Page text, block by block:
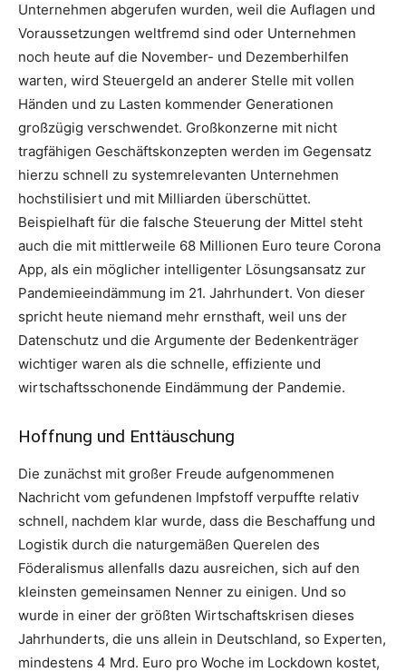
Unternehmen abgerufen wurden, weil die Auflagen und
Voraussetzungen weltfremd sind oder Unternehmen
noch heute auf die November- und Dezemberhilfen
warten, wird Steuergeld an anderer Stelle mit vollen
Händen und zu Lasten kommender Generationen
großzügig verschwendet. Großkonzerne mit nicht
tragfähigen Geschäftskonzepten werden im Gegensatz
hierzu schnell zu systemrelevanten Unternehmen
hochstilisiert und mit Milliarden überschüttet.
Beispielhaft für die falsche Steuerung der Mittel steht
auch die mit mittlerweile 68 Millionen Euro teure Corona
App, als ein möglicher intelligenter Lösungsansatz zur
Pandemieeindämmung im 21. Jahrhundert. Von dieser
spricht heute niemand mehr ernsthaft, weil uns der
Datenschutz und die Argumente der Bedenkenträger
wichtiger waren als die schnelle, effiziente und
wirtschaftsschonende Eindämmung der Pandemie.
Hoffnung und Enttäuschung
Die zunächst mit großer Freude aufgenommenen
Nachricht vom gefundenen Impfstoff verpuffte relativ
schnell, nachdem klar wurde, dass die Beschaffung und
Logistik durch die naturgemäßen Querelen des
Föderalismus allenfalls dazu ausreichen, sich auf den
kleinsten gemeinsamen Nenner zu einigen. Und so
wurde in einer der größten Wirtschaftskrisen dieses
Jahrhunderts, die uns allein in Deutschland, so Experten,
mindestens 4 Mrd. Euro pro Woche im Lockdown kostet,